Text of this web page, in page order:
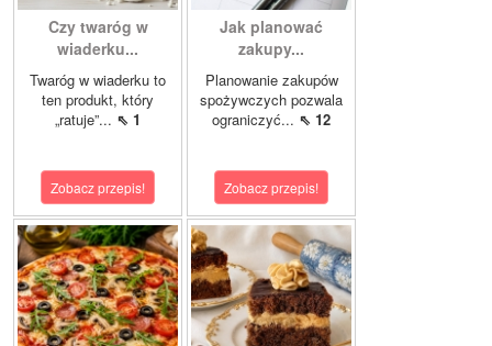
Czy twaróg w
wiaderku...
Twaróg w wiaderku to
ten produkt, który
„ratuje”... ⇖ 1
Zobacz przepis!
Jak planować
zakupy...
Planowanie zakupów
spożywczych pozwala
ograniczyć... ⇖ 12
Zobacz przepis!